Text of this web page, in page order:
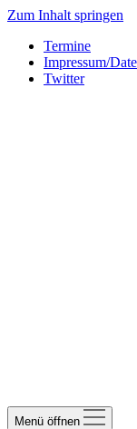
Zum Inhalt springen
Termine
Impressum/
Twitter
Menü öffnen